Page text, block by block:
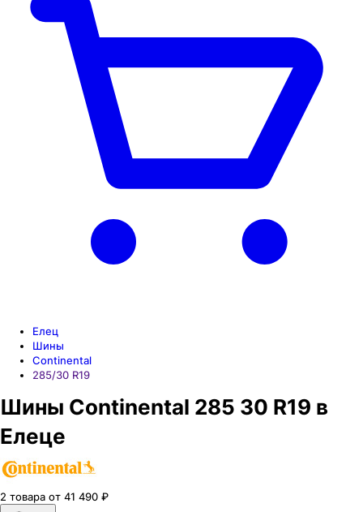
Елец
Шины
Continental
285/30 R19
Шины Continental 285 30 R19 в
Елеце
2 товара от 41 490 ₽